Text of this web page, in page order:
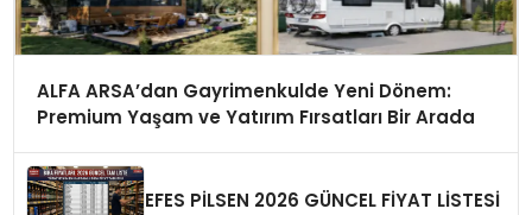
ALFA ARSA’dan Gayrimenkulde Yeni Dönem:
Premium Yaşam ve Yatırım Fırsatları Bir Arada
EFES PİLSEN 2026 GÜNCEL FİYAT LİSTESİ